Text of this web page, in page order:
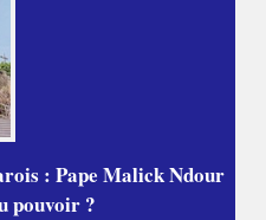
: Pape Malick Ndour
pouvoir ?